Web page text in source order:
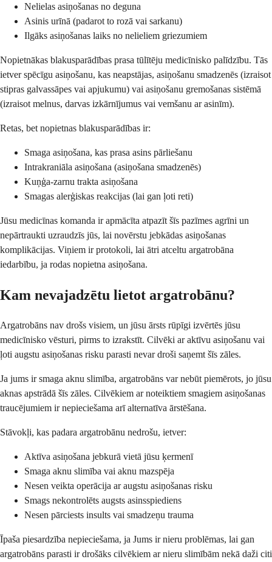
Nelielas asiņošanas no deguna
Asinis urīnā (padarot to rozā vai sarkanu)
Ilgāks asiņošanas laiks no nelieliem griezumiem
Nopietnākas blakusparādības prasa tūlītēju medicīnisko palīdzību. Tās
ietver spēcīgu asiņošanu, kas neapstājas, asiņošanu smadzenēs (izraisot
stipras galvassāpes vai apjukumu) vai asiņošanu gremošanas sistēmā
(izraisot melnus, darvas izkārnījumus vai vemšanu ar asinīm).
Retas, bet nopietnas blakusparādības ir:
Smaga asiņošana, kas prasa asins pārliešanu
Intrakraniāla asiņošana (asiņošana smadzenēs)
Kuņģa-zarnu trakta asiņošana
Smagas alerģiskas reakcijas (lai gan ļoti reti)
Jūsu medicīnas komanda ir apmācīta atpazīt šīs pazīmes agrīni un
nepārtraukti uzraudzīs jūs, lai novērstu jebkādas asiņošanas
komplikācijas. Viņiem ir protokoli, lai ātri atceltu argatrobāna
iedarbību, ja rodas nopietna asiņošana.
Kam nevajadzētu lietot argatrobānu?
Argatrobāns nav drošs visiem, un jūsu ārsts rūpīgi izvērtēs jūsu
medicīnisko vēsturi, pirms to izrakstīt. Cilvēki ar aktīvu asiņošanu vai
ļoti augstu asiņošanas risku parasti nevar droši saņemt šīs zāles.
Ja jums ir smaga aknu slimība, argatrobāns var nebūt piemērots, jo jūsu
aknas apstrādā šīs zāles. Cilvēkiem ar noteiktiem smagiem asiņošanas
traucējumiem ir nepieciešama arī alternatīva ārstēšana.
Stāvokļi, kas padara argatrobānu nedrošu, ietver:
Aktīva asiņošana jebkurā vietā jūsu ķermenī
Smaga aknu slimība vai aknu mazspēja
Nesen veikta operācija ar augstu asiņošanas risku
Smags nekontrolēts augsts asinsspiediens
Nesen pārciests insults vai smadzeņu trauma
Īpaša piesardzība nepieciešama, ja Jums ir nieru problēmas, lai gan
argatrobāns parasti ir drošāks cilvēkiem ar nieru slimībām nekā daži citi